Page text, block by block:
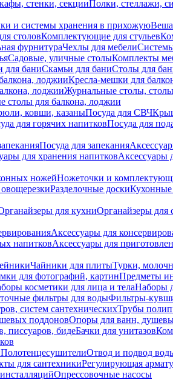
стенки, секцииПолки, стеллажи,
и системы хранения в прихожую
столовКомплектующие для стульев
фурнитураЧехлы для мебели
Садовые, уличные столыКомплекты
для баниСкамьи для баниСтолы для
лоджииКресла-мешки для
лоджииЖурнальные столы,
столы для балкона, лоджии
ковши, казаныПосуда для СВЧ
для горячих напитковПосуда для
Посуда для запекания
для хранения напитковАксессуары
ножейНожеточки и
Разделочные доски
для кухниОрганайзеры для
Аксессуары для
напитковАксессуары для
Чайники для плитыТурки,
для фотографий, картинПредметы
косметики для лица и телаНаборы
фильтры для водыФильтры-
систем сантехническихТрубы
поддоновОпоры для ванн,
писсуаров, бидеБачки для унитазов
ПолотенцесушителиОтвод и подвод
для сантехникиРегулирующая
Опрессовочные насосы